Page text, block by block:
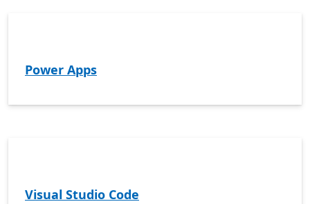
Power Apps
Visual Studio Code